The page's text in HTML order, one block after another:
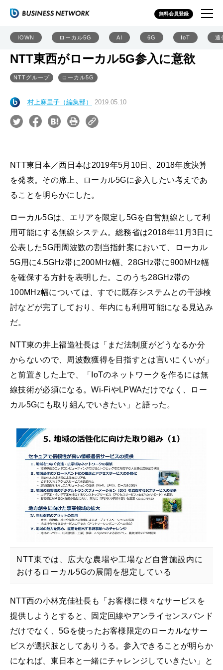
無料会員登録
IOWN ローカル5G AI 6G IoT 通
NTT東西がローカル5G参入に意欲
NTTグループ ローカル5G
村上麻里子（編集部） 2019.05.10
NTT東日本／西日本は2019年5月10日、2018年度決算
を発表。その席上、ローカル5Gに参入したい考えであ
ることを明らかにした。
ローカル5Gは、エリアを限定し5Gを自営無線として利
用可能にする無線システム。総務省は2018年11月3日に
公表した5G用周波数の割当指針案において、ローカル
5G用に4.5GHz帯に200MHz幅、28GHz帯に900MHz幅
を確保する方針を表明した。このうち28GHz帯の
100MHz幅については、すでに既存システムとの干渉検
討などが完了しており、年内にも利用可能になる見込み
だ。
NTT東の井上福造社長は「まだ法制度がどうなるか分
からないので、周波数獲得を目指すとは言いにくいが」
と前置きした上で、「IoTのネットワークを作るには無
線技術が必須になる。Wi-FiやLPWAだけでなく、ロー
カル5Gにも取り組んでいきたい」と語った。
NTT東では、広大な農場や工場など自営施設内に
おけるローカル5Gの展開を想定している
NTT西の小林充佳社長も「お客様に様々なサービスを
提供しようとすると、固定回線やアンライセンスバンド
だけでなく、5Gを使ったお客様限定のローカルなサー
ビスが選択肢としてありうる。参入できることが明らか
になれば、東日本と一緒にチャレンジしていきたい」と